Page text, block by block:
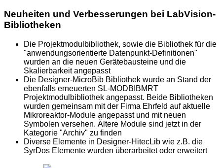
Neuheiten und Verbesserungen bei LabVision-
Bibliotheken
Die Projektmodulbibliothek, sowie die Bibliothek für die
"anwendungsorientierte Datenpunkt-Definitionen"
wurden an die neuen Gerätebausteine und die
Skalierbarkeit angepasst
Die Designer-MicroBib Bibliothek wurde an Stand der
ebenfalls erneuerten SL-MODBIBMRT
Projektmodulbibliothek angepasst. Beide Bibliotheken
wurden gemeinsam mit der Firma Ehrfeld auf aktuelle
Mikroreaktor-Module angepasst und mit neuen
Symbolen versehen. Ältere Module sind jetzt in der
Kategorie "Archiv" zu finden
Diverse Elemente in Designer-HitecLib wie z.B. die
SyrDos Elemente wurden überarbeitet oder erweitert